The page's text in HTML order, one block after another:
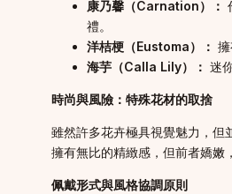
康乃馨（Carnation）：
禮。
洋桔梗（Eustoma）：
海芋（Calla Lily）： 迷
時尚與風險：特殊花材的取捨
雖然許多花卉極具視覺魅力，但
擁有無比的精緻感，但前者嬌嫩
佩戴形式與風格協調原則